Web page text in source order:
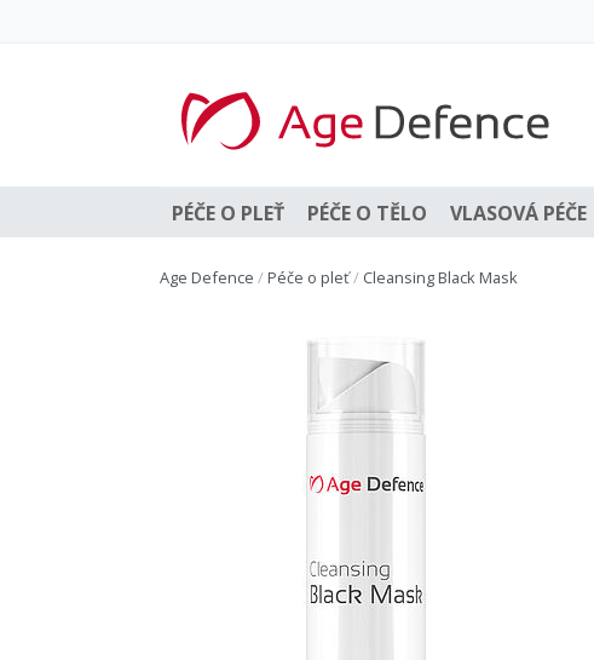
PÉČE O PLEŤ PÉČE O TĚLO VLASOVÁ PÉČE
Age Defence / Péče o pleť/ Cleansing Black Mask